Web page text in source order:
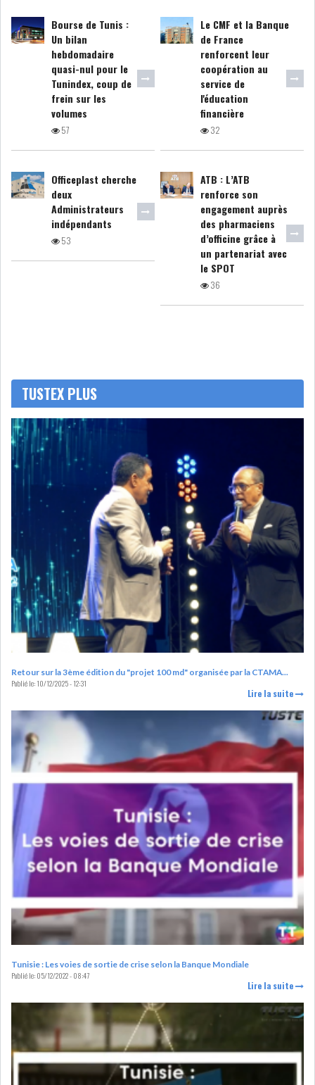
OFFICEPLAST : YASSINE ABID
ANIMERA UNE C...
ENNAKL LÈVE 60 MD SUR LE
MARCHÉ OBLIGATA...
FINANCE
FISCALITE
BOURSE DE TUNIS : UN OUTIL
DE FINANCEMEN...
LE CALENDRIER FISCAL ET
SOCIAL 2021: LES...
ECONOMIE
ACTUALITÉS
ÉCONOMIQUES
EMPLOI
ACTUALITÉS DES
DEVISES
LOI DE FINANCE ENERGIE
MATIÈRES PREMIÈRES RATING
MÉDIAS EDUCATION
DONNÉES
HAUSSE DES RÉSERVES DE
DEVISES À 97 JOUR...
Bourse de Tunis :
Un bilan
hebdomadaire
quasi-nul pour le
Tunindex, coup de
frein sur les
volumes
57
Le CMF et la Banque
de France
renforcent leur
coopération au
service de
l'éducation
financière
32
Officeplast cherche
deux
Administrateurs
indépendants
53
ATB : L’ATB
renforce son
engagement auprès
des pharmaciens
d’officine grâce à
un partenariat avec
le SPOT
36
TUSTEX PLUS
Retour sur la 3ème édition du "projet 100 md" organisée par la CTAMA...
Publié le:10/12/2025 - 12:31
Lire la suite
Tunisie : Les voies de sortie de crise selon la Banque Mondiale
Publié le:05/12/2022 - 08:47
Lire la suite